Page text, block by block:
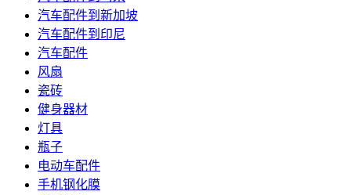
汽车配件到新加坡
汽车配件到印尼
汽车配件
风扇
瓷砖
健身器材
灯具
瓶子
电动车配件
手机钢化膜